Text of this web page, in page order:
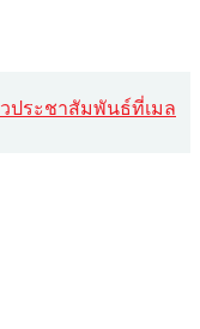
วประชาสัมพันธ์ที่เมล